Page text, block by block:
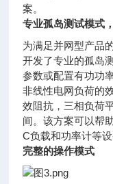
案。
专业孤岛测试模式
为满足并网型产品
开发了专业的孤岛
参数或配置有功功
非线性电网负荷的
效阻抗，三相负荷
间。该方案可以帮
C负载和功率计等设
完整的操作模式